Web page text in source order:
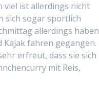
viel ist allerd­ings nicht
sich sog­ar sportlich
allerd­ings haben
fahren gegan­gen.
erfreut, dass sie sich
mit Reis,